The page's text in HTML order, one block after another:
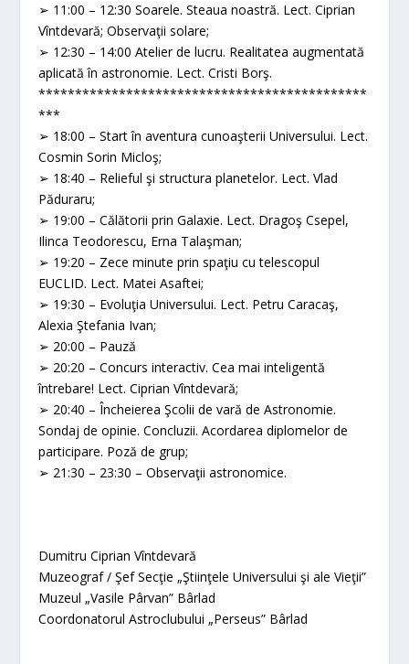
➢ 11:00 – 12:30 Soarele. Steaua noastră. Lect. Ciprian
Vîntdevară; Observaţii solare;
➢ 12:30 – 14:00 Atelier de lucru. Realitatea augmentată
aplicată în astronomie. Lect. Cristi Borş.
*********************************************
***
➢ 18:00 – Start în aventura cunoaşterii Universului. Lect.
Cosmin Sorin Micloş;
➢ 18:40 – Relieful şi structura planetelor. Lect. Vlad
Păduraru;
➢ 19:00 – Călătorii prin Galaxie. Lect. Dragoş Csepel,
Ilinca Teodorescu, Erna Talaşman;
➢ 19:20 – Zece minute prin spaţiu cu telescopul
EUCLID. Lect. Matei Asaftei;
➢ 19:30 – Evoluţia Universului. Lect. Petru Caracaş,
Alexia Ştefania Ivan;
➢ 20:00 – Pauză
➢ 20:20 – Concurs interactiv. Cea mai inteligentă
întrebare! Lect. Ciprian Vîntdevară;
➢ 20:40 – Încheierea Şcolii de vară de Astronomie.
Sondaj de opinie. Concluzii. Acordarea diplomelor de
participare. Poză de grup;
➢ 21:30 – 23:30 – Observaţii astronomice.
Dumitru Ciprian Vîntdevară
Muzeograf / Şef Secţie „Ştiinţele Universului şi ale Vieţii”
Muzeul „Vasile Pârvan” Bârlad
Coordonatorul Astroclubului „Perseus” Bârlad